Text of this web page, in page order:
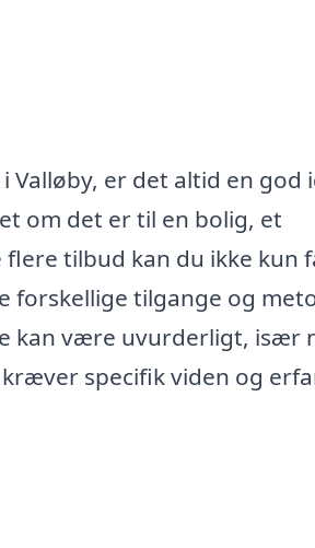
er det altid en god
om det er til en bolig, et
tilbud kan du ikke kun
forskellige tilgange og
kan være uvurderligt, især
specifik viden og